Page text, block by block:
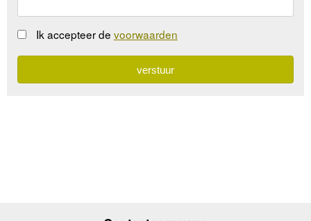
Ik accepteer de voorwaarden